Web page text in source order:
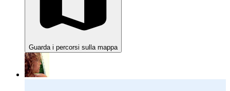
Guarda i percorsi sulla mappa